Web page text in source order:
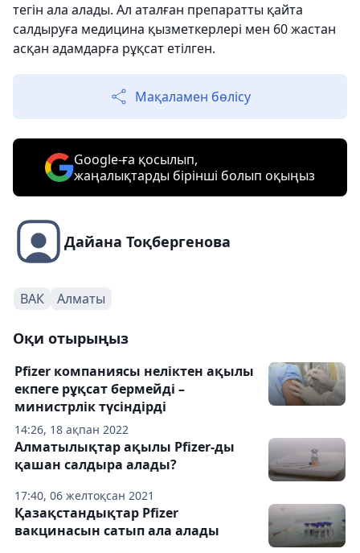
тегін ала алады. Ал аталған препаратты қайта
салдыруға медицина қызметкерлері мен 60 жастан
асқан адамдарға рұқсат етілген.
Мақаламен бөлісу
Google-ға қосылып,
жаңалықтарды бірінші болып оқыңыз
Дайана Тоқбергенова
ВАК Алматы
Оқи отырыңыз
14:26, 18 ақпан 2022
Pfizer компаниясы неліктен ақылы
екпеге рұқсат бермейді –
министрлік түсіндірді
17:40, 06 желтоқсан 2021
Алматылықтар ақылы Pfizer-ды
қашан салдыра алады?
Қазақстандықтар Pfizer
вакцинасын сатып ала алады